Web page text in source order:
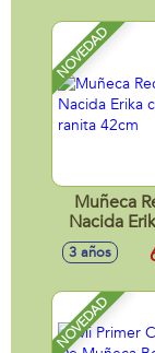
NOVEDAD
Muñeca
Nacida
ranita
3 años
NOVEDAD